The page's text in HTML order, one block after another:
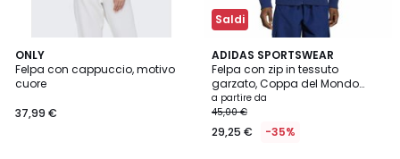
ONLY
Felpa con cappuccio, motivo
cuore
37,99 €
4,7
/ 5
3
Colori
Saldi
ADIDAS SPORTSWEAR
Felpa con zip in tessuto
garzato, Coppa del Mondo
2026
a partire da
45,00 €
29,25 € -35%
4,8
/ 5
2
Colori